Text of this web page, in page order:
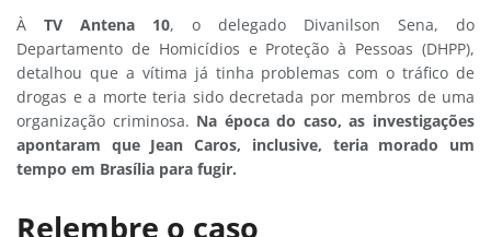
À TV Antena 10, o delegado Divanilson Sena, do
Departamento de Homicídios e Proteção à Pessoas (DHPP),
detalhou que a vítima já tinha problemas com o tráfico de
drogas e a morte teria sido decretada por membros de uma
organização criminosa. Na época do caso, as investigações
apontaram que Jean Caros, inclusive, teria morado um
tempo em Brasília para fugir.
Relembre o caso